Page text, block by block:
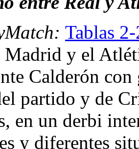
Tablas
Madrid y el
Calderón con
partido y de
en un derbi
y diferentes